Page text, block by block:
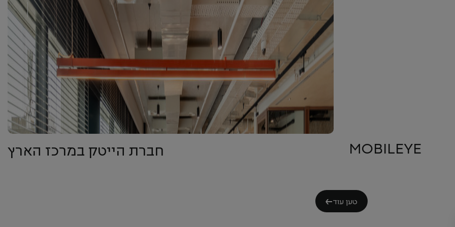
MOBILEYE חברת הייטק במרכז הארץ
טען עוד